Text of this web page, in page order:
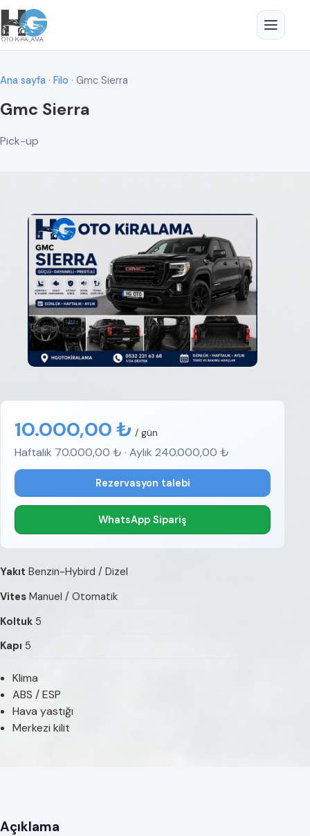
Ana sayfa · Filo · Gmc Sierra
Gmc Sierra
Pick-up
10.000,00 ₺ / gün
Haftalık 70.000,00 ₺ · Aylık 240.000,00 ₺
Rezervasyon talebi
WhatsApp Sipariş
Yakıt Benzin-Hybird / Dizel
Vites Manuel / Otomatik
Koltuk 5
Kapı 5
Klima
ABS / ESP
Hava yastığı
Merkezi kilit
Açıklama